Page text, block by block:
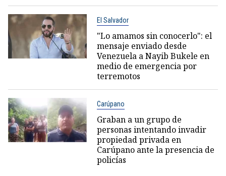
El Salvador
"Lo amamos sin conocerlo": el
mensaje enviado desde
Venezuela a Nayib Bukele en
medio de emergencia por
terremotos
Carúpano
Graban a un grupo de
personas intentando invadir
propiedad privada en
Carúpano ante la presencia de
policías